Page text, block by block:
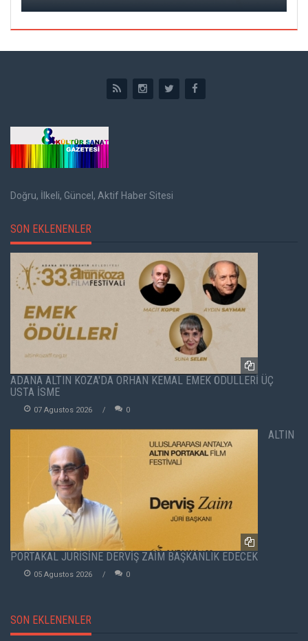
Doğru, İlkeli, Güncel, Aktif Haber Sitesi
SON EKLENENLER
ADANA ALTIN KOZA'DA ORHAN KEMAL EMEK ÖDÜLLERİ ÜÇ
USTA İSME
07 Agustos 2026 0
ALTIN
PORTAKAL JÜRİSİNE DERVİŞ ZAİM BAŞKANLIK EDECEK
05 Agustos 2026 0
SON EKLENENLER